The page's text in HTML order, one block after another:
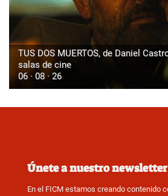
TUS DOS MUERTOS, de Daniel
salas de cine
06 · 08 · 26
Únete a nuestro newsletter
En el FICM estamos creando contenido